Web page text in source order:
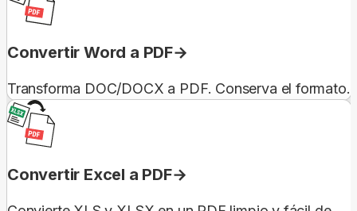
Convertir Word a PDF
Transforma DOC/DOCX a PDF. Conserva el formato.
Convertir Excel a PDF